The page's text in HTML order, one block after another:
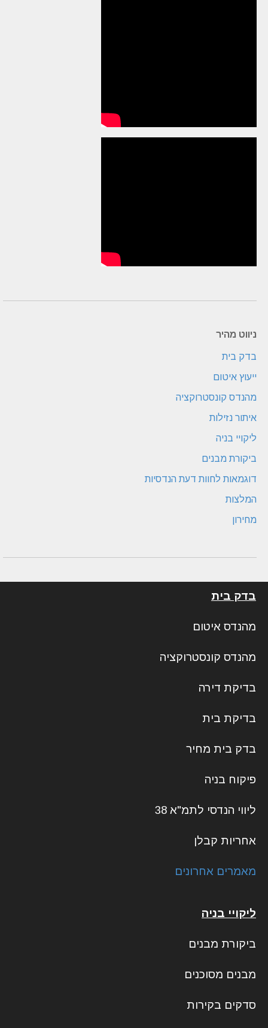
ניווט מהיר
בדק בית
ייעוץ איטום
מהנדס קונסטרוקציה
איתור נזילות
ליקויי בניה
ביקורת מבנים
דוגמאות לחוות דעת הנדסיות
המלצות
מחירון
בדק בית
מהנדס איטום
מהנדס קונסטרוקציה
בדיקת דירה
בדיקת בית
בדק בית מחיר
פיקוח בניה
ליווי הנדסי לתמ"א 38
אחריות קבלן
מאמרים אחרונים
ליקויי בניה
ביקורת מבנים
מבנים מסוכנים
סדקים בקירות